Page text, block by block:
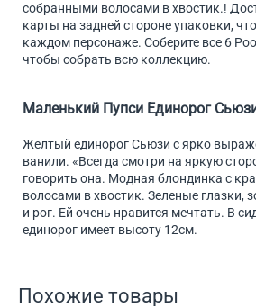
собранными волосами в хвостик.!
карты на задней стороне упаковки,
каждом персонаже. Соберите все 6
чтобы собрать всю коллекцию.
Маленький Пупси Единорог
Желтый единорог Сьюзи с ярко
ванили. «Всегда смотри на яркую
говорить она. Модная блондинка с
волосами в хвостик. Зеленые глазки,
и рог. Ей очень нравится мечтать. В
единорог имеет высоту 12см.
Похожие товары